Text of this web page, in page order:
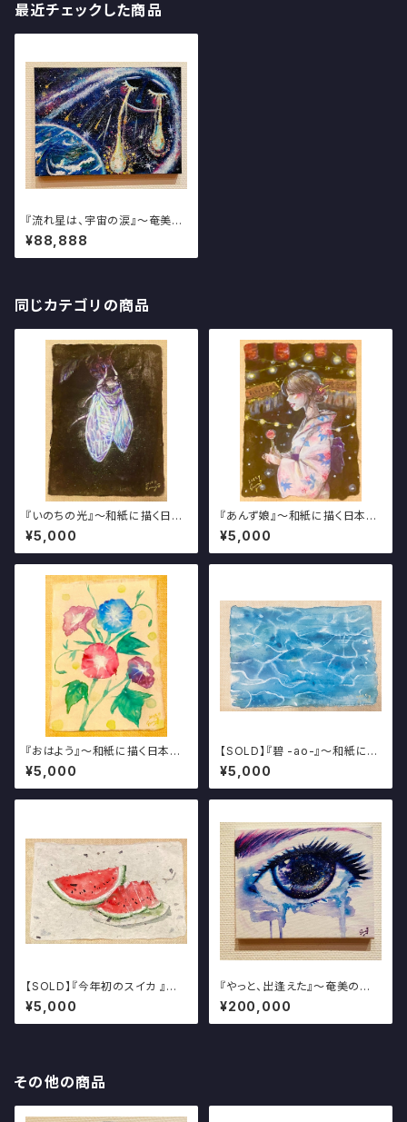
最近チェックした商品
『流れ星は、宇宙の涙』～奄美の
星空を描く写真・アート展～
¥88,888
同じカテゴリの商品
『いのちの光』～和紙に描く日本
の美しき夏の風物絵～
¥5,000
『あんず娘』～和紙に描く日本の
美しき夏の風物絵～
¥5,000
『おはよう』～和紙に描く日本の
美しき夏の風物絵～
¥5,000
【SOLD】『碧 -ao-』～和紙に描
く日本の美しき夏の風物絵～
¥5,000
【SOLD】『今年初のスイカ 』～
和紙に描く日本の美しき夏の風
物絵～
¥5,000
『やっと、出逢えた』～奄美の星
空を描く写真・アート展～
¥200,000
その他の商品